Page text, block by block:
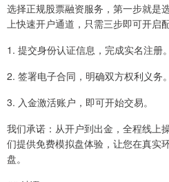
选择正规股票融资服务，第一步就是
上快速开户通道，只需三步即可开启
1. 提交身份认证信息，完成实名注册。
2. 签署电子合同，明确双方权利义务。
3. 入金激活账户，即可开始交易。
我们承诺：从开户到出金，全程线上
们提供免费模拟盘体验，让您在真实
盘。